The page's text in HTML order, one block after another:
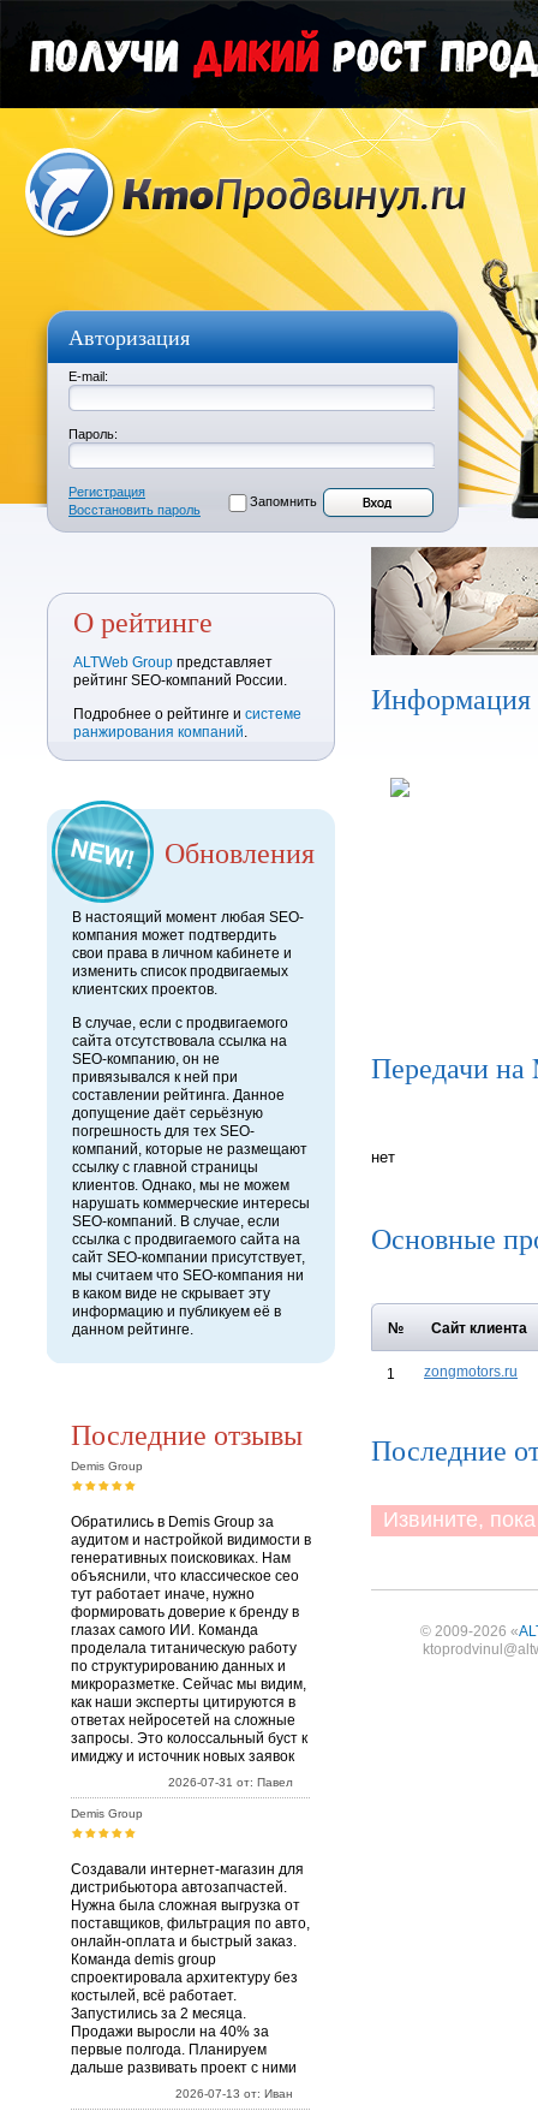
Авторизация
E-mail:
Пароль:
Регистрация
Восстановить пароль
Запомнить
О рейтинге
ALTWeb Group представляет
рейтинг SEO-компаний России.
Подробнее о рейтинге и системе
ранжирования компаний.
Обновления
В настоящий момент любая SEO-
компания может подтвердить
свои права в личном кабинете и
изменить список продвигаемых
клиентских проектов.
В случае, если с продвигаемого
сайта отсутствовала ссылка на
SEO-компанию, он не
привязывался к ней при
составлении рейтинга. Данное
допущение даёт серьёзную
погрешность для тех SEO-
компаний, которые не размещают
ссылку с главной страницы
клиентов. Однако, мы не можем
нарушать коммерческие интересы
SEO-компаний. В случае, если
ссылка с продвигаемого сайта на
сайт SEO-компании присутствует,
мы считаем что SEO-компания ни
в каком виде не скрывает эту
информацию и публикуем её в
данном рейтинге.
Последние отзывы
Demis Group
Обратились в Demis Group за
аудитом и настройкой видимости в
генеративных поисковиках. Нам
объяснили, что классическое сео
тут работает иначе, нужно
формировать доверие к бренду в
глазах самого ИИ. Команда
проделала титаническую работу
по структурированию данных и
микроразметке. Сейчас мы видим,
как наши эксперты цитируются в
ответах нейросетей на сложные
запросы. Это колоссальный буст к
имиджу и источник новых заявок
2026-07-31 от: Павел
Demis Group
Создавали интернет-магазин для
дистрибьютора автозапчастей.
Нужна была сложная выгрузка от
поставщиков, фильтрация по авто,
онлайн-оплата и быстрый заказ.
Команда demis group
спроектировала архитектуру без
костылей, всё работает.
Запустились за 2 месяца.
Продажи выросли на 40% за
первые полгода. Планируем
дальше развивать проект с ними
2026-07-13 от: Иван
Информация
Передачи на
нет
Основные
№ Сайт клиента
1 zongmotors.ru
Последние
Извините,
© 2009-2026 «